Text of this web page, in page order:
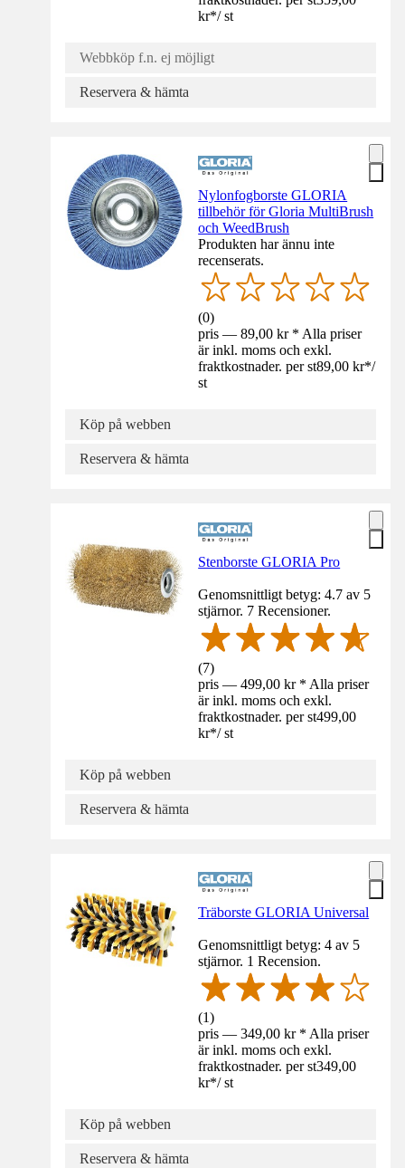
kr*/ st
Webbköp f.n. ej möjligt
Reservera & hämta
Nylonfogborste GLORIA
tillbehör för Gloria MultiBrush
och WeedBrush
Produkten har ännu inte
recenserats.
(0)
pris — 89,00 kr * Alla priser
är inkl. moms och exkl.
fraktkostnader. per st89,00 kr*/
st
Köp på webben
Reservera & hämta
Stenborste GLORIA Pro
Genomsnittligt betyg: 4.7 av 5
stjärnor. 7 Recensioner.
(7)
pris — 499,00 kr * Alla priser
är inkl. moms och exkl.
fraktkostnader. per st499,00
kr*/ st
Köp på webben
Reservera & hämta
Träborste GLORIA Universal
Genomsnittligt betyg: 4 av 5
stjärnor. 1 Recension.
(1)
pris — 349,00 kr * Alla priser
är inkl. moms och exkl.
fraktkostnader. per st349,00
kr*/ st
Köp på webben
Reservera & hämta